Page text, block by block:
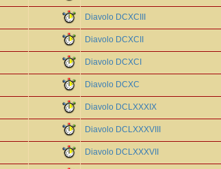
Diavolo DCXCIII
Diavolo DCXCII
Diavolo DCXCI
Diavolo DCXC
Diavolo DCLXXXIX
Diavolo DCLXXXVIII
Diavolo DCLXXXVII